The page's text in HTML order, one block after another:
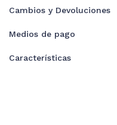
Cambios y Devoluciones
Medios de pago
Características